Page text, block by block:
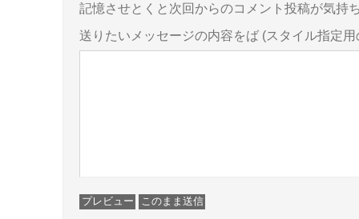
記憶させとくと次回からのコメント投稿が気持
送りたいメッセージの内容をば (スタイル指定